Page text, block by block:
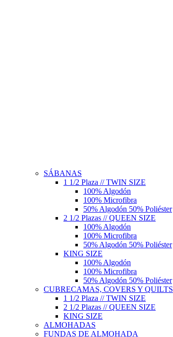
SÁBANAS
1 1/2 Plaza // TWIN SIZE
100% Algodón
100% Microfibra
50% Algodón 50% Poliéster
2 1/2 Plazas // QUEEN SIZE
100% Algodón
100% Microfibra
50% Algodón 50% Poliéster
KING SIZE
100% Algodón
100% Microfibra
50% Algodón 50% Poliéster
CUBRECAMAS, COVERS Y QUILTS
1 1/2 Plaza // TWIN SIZE
2 1/2 Plazas // QUEEN SIZE
KING SIZE
ALMOHADAS
FUNDAS DE ALMOHADA